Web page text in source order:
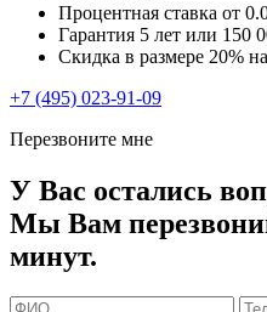
Процентная ставка от
Гарантия 5 лет или 150
Скидка в размере 20%
+7 (495) 023-91-09
Перезвоните мне
У Вас остались
Мы Вам
минут.